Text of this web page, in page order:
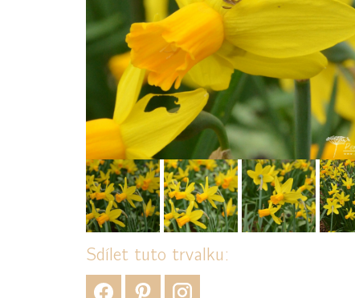
Sdílet tuto trvalku: